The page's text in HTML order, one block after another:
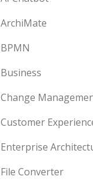
ArchiMate
BPMN
Business
Change
Customer
Enterprise
File Converter